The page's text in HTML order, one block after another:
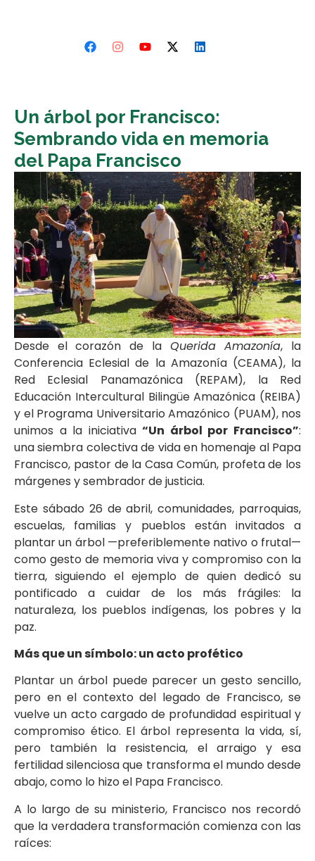
Un árbol por Francisco:
Sembrando vida en memoria
del Papa Francisco
Desde el corazón de la Querida Amazonía, la
Conferencia Eclesial de la Amazonía (CEAMA), la
Red Eclesial Panamazónica (REPAM), la Red
Educación Intercultural Bilingüe Amazónica (REIBA)
y el Programa Universitario Amazónico (PUAM), nos
unimos a la iniciativa“Un árbol por Francisco”:
una siembra colectiva de vida en homenaje al Papa
Francisco, pastor de la Casa Común, profeta de los
márgenes y sembrador de justicia.
Este sábado 26 de abril, comunidades, parroquias,
escuelas, familias y pueblos están invitados a
plantar un árbol —preferiblemente nativo o frutal—
como gesto de memoria viva y compromiso con la
tierra, siguiendo el ejemplo de quien dedicó su
pontificado a cuidar de los más frágiles: la
naturaleza, los pueblos indígenas, los pobres y la
paz.
Más que un símbolo: un acto profético
Plantar un árbol puede parecer un gesto sencillo,
pero en el contexto del legado de Francisco, se
vuelve un acto cargado de profundidad espiritual y
compromiso ético. El árbol representa la vida, sí,
pero también la resistencia, el arraigo y esa
fertilidad silenciosa que transforma el mundo desde
abajo, como lo hizo el Papa Francisco.
A lo largo de su ministerio, Francisco nos recordó
que la verdadera transformación comienza con las
raíces: